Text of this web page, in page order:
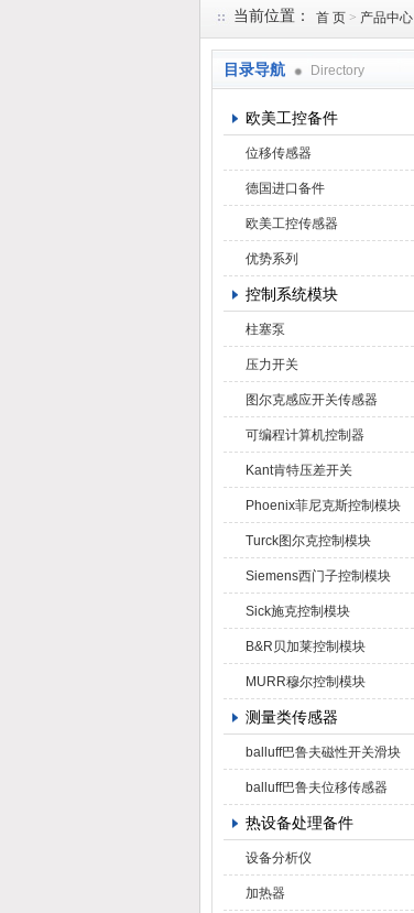
当前位置： 首 页 > 产品中心
目录导航 Directory
欧美工控备件
位移传感器
德国进口备件
欧美工控传感器
优势系列
控制系统模块
柱塞泵
压力开关
图尔克感应开关传感器
可编程计算机控制器
Kant肯特压差开关
Phoenix菲尼克斯控制模块
Turck图尔克控制模块
Siemens西门子控制模块
Sick施克控制模块
B&R贝加莱控制模块
MURR穆尔控制模块
测量类传感器
balluff巴鲁夫磁性开关滑块
balluff巴鲁夫位移传感器
热设备处理备件
设备分析仪
加热器